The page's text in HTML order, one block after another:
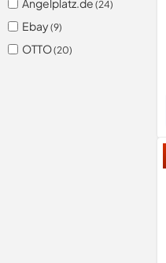
Angelplatz.de (24)
Ebay(9)
OTTO(20)